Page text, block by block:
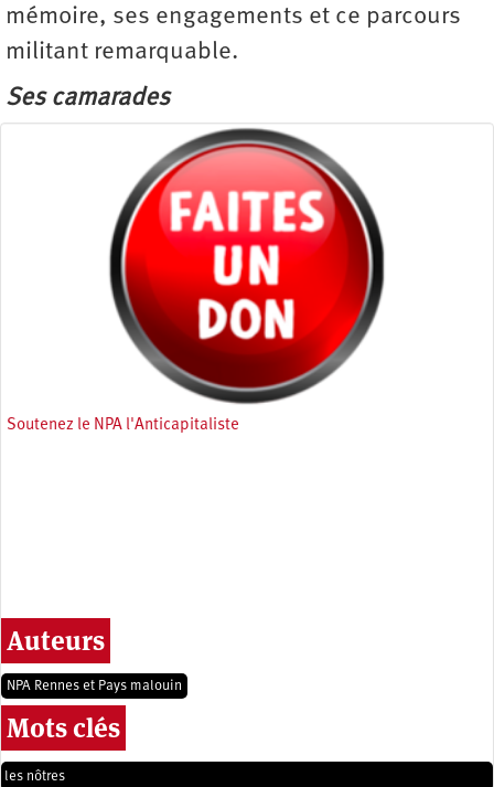
mémoire, ses engagements et ce parcours
militant remarquable.
Ses camarades
Soutenez le NPA l'Anticapitaliste
Auteurs
NPA Rennes et Pays malouin
Mots clés
les nôtres